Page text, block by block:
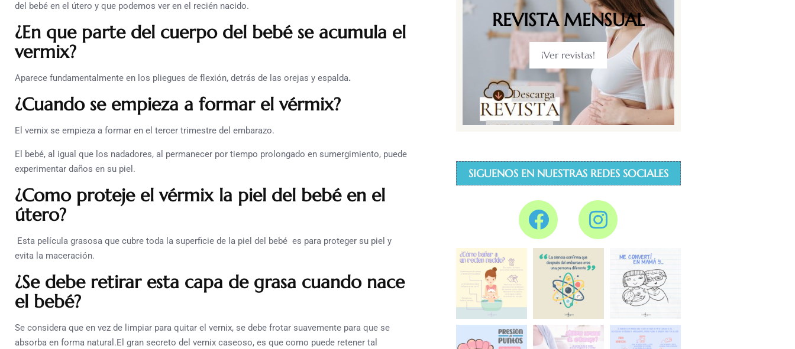
del bebé en el útero y que podemos ver en el recién nacido.
¿En que parte del cuerpo del bebé se acumula el
vermix?
Aparece fundamentalmente en los pliegues de flexión, detrás de las orejas y espalda.
¿Cuando se empieza a formar el vérmix?
El vernix se empieza a formar en el tercer trimestre del embarazo.
El bebé, al igual que los nadadores, al permanecer por tiempo prolongado en sumergimiento, puede
experimentar daños en su piel.
¿Como proteje el vérmix la piel del bebé en el
útero?
Esta película grasosa que cubre toda la superficie de la piel del bebé es para proteger su piel y
evita la maceración.
¿Se debe retirar esta capa de grasa cuando nace
el bebé?
Se considera que en vez de limpiar para quitar el vernix, se debe frotar suavemente para que se
absorba en forma natural.El gran secreto del vernix caseoso, es que como puede retener tal
REVISTA MENSUAL
¡Ver revistas!
SIGUENOS EN NUESTRAS REDES SOCIALES